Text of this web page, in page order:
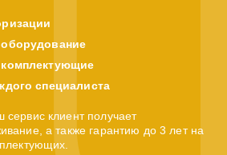
специалиста
клиент получает
а также гарантию до 3 лет на